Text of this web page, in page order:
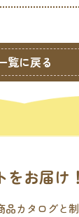
覧に戻る
お届け！
品カタログと